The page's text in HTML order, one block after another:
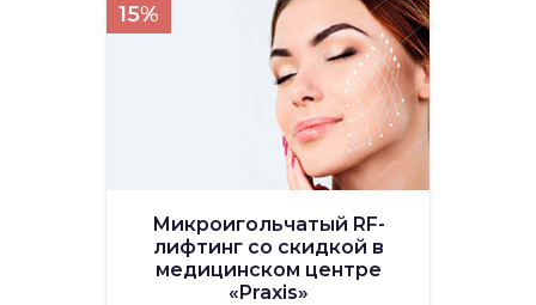
15%
Микроигольчатый RF-
лифтинг со скидкой в
медицинском центре
«Praxis»